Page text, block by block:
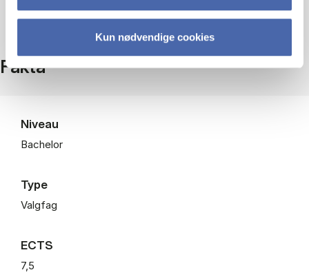
Kun nødvendige cookies
Fakta
Niveau
Bachelor
Type
Valgfag
ECTS
7,5